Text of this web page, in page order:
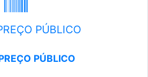
PÚBLICO
PÚBLICO